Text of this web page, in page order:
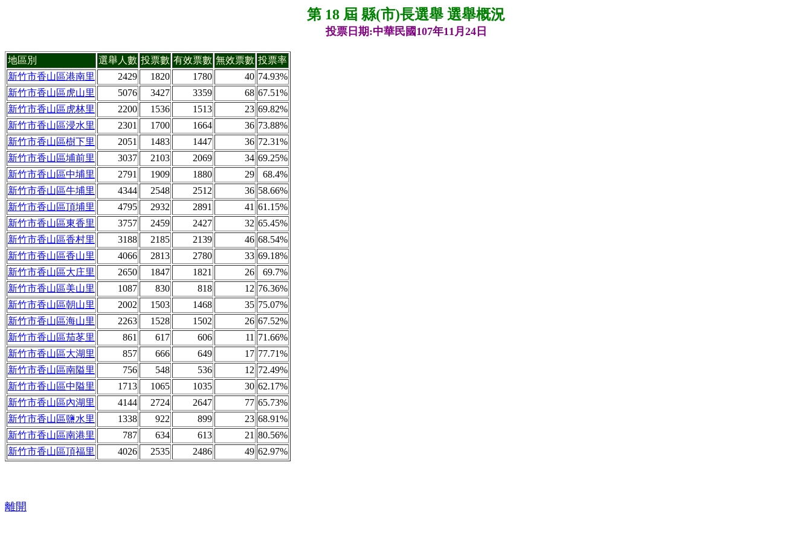
第 18 屆 縣(市)長選舉 選舉概況
投票日期:中華民國107年11月24日
地區別 選舉人數 投票數 有效票數 無效票數 投票率
新竹市香山區港南里
2429 1820 1780 40 74.93%
新竹市香山區虎山里
5076 3427 3359 68 67.51%
新竹市香山區虎林里
2200 1536 1513 23 69.82%
新竹市香山區浸水里
2301 1700 1664 36 73.88%
新竹市香山區樹下里
2051 1483 1447 36 72.31%
新竹市香山區埔前里
3037 2103 2069 34 69.25%
新竹市香山區中埔里
2791 1909 1880 29
68.4%
新竹市香山區牛埔里
4344 2548 2512 36 58.66%
新竹市香山區頂埔里
4795 2932 2891 41 61.15%
新竹市香山區東香里
3757 2459 2427 32 65.45%
新竹市香山區香村里
3188 2185 2139 46 68.54%
新竹市香山區香山里
4066 2813 2780 33 69.18%
新竹市香山區大庄里
2650 1847 1821 26
69.7%
新竹市香山區美山里
1087 830 818 12 76.36%
新竹市香山區朝山里
2002 1503 1468 35 75.07%
新竹市香山區海山里
2263 1528 1502 26 67.52%
新竹市香山區茄苳里
861 617 606 11 71.66%
新竹市香山區大湖里
857 666 649 17 77.71%
新竹市香山區南隘里
756 548 536 12 72.49%
新竹市香山區中隘里
1713 1065 1035 30 62.17%
新竹市香山區內湖里
4144 2724 2647 77 65.73%
新竹市香山區鹽水里
1338 922 899 23 68.91%
新竹市香山區南港里
787 634 613 21 80.56%
新竹市香山區頂福里
4026 2535 2486 49 62.97%
離開